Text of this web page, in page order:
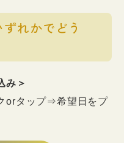
れかでどう
み＞
orタップ⇒希望日をプ